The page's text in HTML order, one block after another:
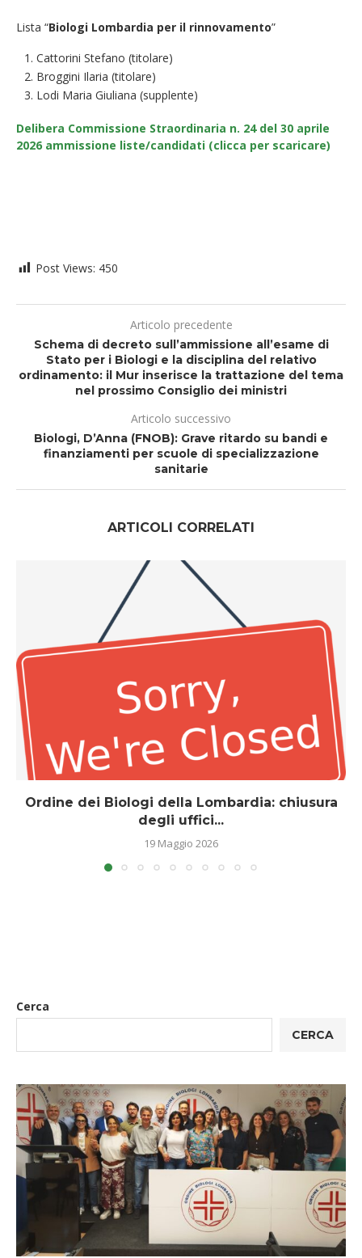
Lista “Biologi Lombardia per il rinnovamento”
Cattorini Stefano (titolare)
Broggini Ilaria (titolare)
Lodi Maria Giuliana (supplente)
Delibera Commissione Straordinaria n. 24 del 30 aprile
2026 ammissione liste/candidati (clicca per scaricare)
Post Views: 450
Articolo precedente
Schema di decreto sull’ammissione all’esame di
Stato per i Biologi e la disciplina del relativo
ordinamento: il Mur inserisce la trattazione del tema
nel prossimo Consiglio dei ministri
Articolo successivo
Biologi, D’Anna (FNOB): Grave ritardo su bandi e
finanziamenti per scuole di specializzazione
sanitarie
ARTICOLI CORRELATI
Ordine dei Biologi della Lombardia: chiusura
degli uffici...
19 Maggio 2026
Cerca
CERCA